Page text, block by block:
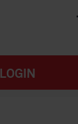
LOGIN